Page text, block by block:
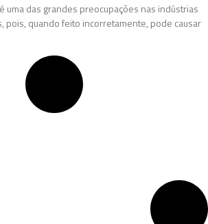
uma das grandes preocupações nas indústrias
pois, quando feito incorretamente, pode causar